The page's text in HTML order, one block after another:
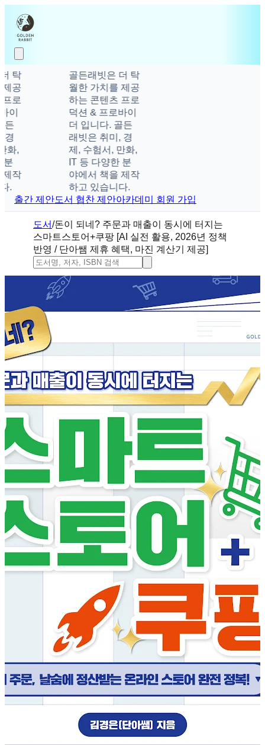
,
골든래빗은 더 탁
월한 가치를 제공
하는 콘텐츠 프로
덕션 & 프로바이
더 입니다. 골든
래빗은 취미, 경
제, 수험서, 만화,
IT 등 다양한 분
야에서 책을 제작
하고 있습니다.
출간 제안도서 협찬 제안아카데미 회원 가입
도서/돈이 되네? 주문과 매출이 동시에 터지는
스마트스토어+쿠팡 [AI 실전 활용, 2026년 정책
반영 / 단아쌤 제휴 혜택, 마진 계산기 제공]